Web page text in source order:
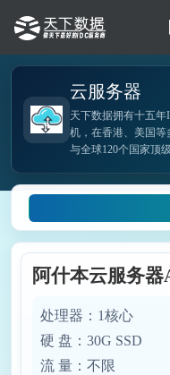
云服务器
天下数据拥有十五
机，在香港、美国
与全球120个国家顶
阿什本云服务器
处理器：1核心
硬 盘：30G SSD
流 量：不限